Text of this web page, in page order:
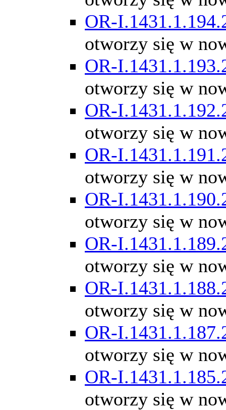
OR-
otworzy się w
OR-
otworzy się w
OR-
otworzy się w
OR-
otworzy się w
OR-
otworzy się w
OR-
otworzy się w
OR-
otworzy się w
OR-
otworzy się w
OR-
otworzy się w